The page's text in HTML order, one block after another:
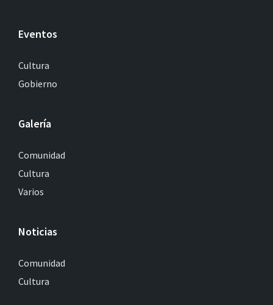
Eventos
Cultura
Gobierno
Galería
Comunidad
Cultura
Varios
Noticias
Comunidad
Cultura